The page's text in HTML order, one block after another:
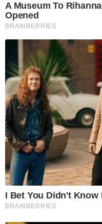
A Museum To
Opened
BRAINBERRIES
I Bet You Didn't Know
BRAINBERRIES